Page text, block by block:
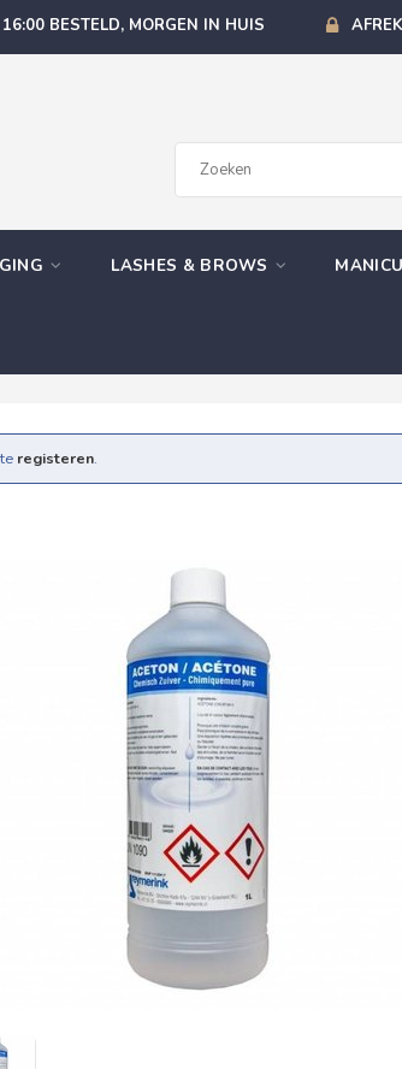
BESTELD, MORGEN IN HUIS
LASHES & BROWS
registeren.